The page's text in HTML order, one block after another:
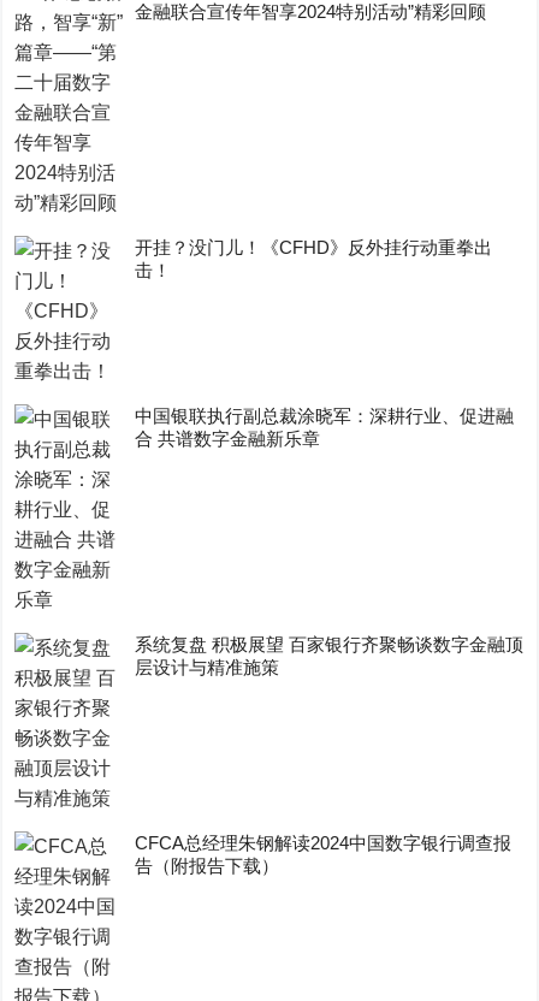
金融联合宣传年智享2024特别活动”精彩回顾
开挂？没门儿！《CFHD》反外挂行动重拳出
击！
中国银联执行副总裁涂晓军：深耕行业、促进融
合 共谱数字金融新乐章
系统复盘 积极展望 百家银行齐聚畅谈数字金融顶
层设计与精准施策
CFCA总经理朱钢解读2024中国数字银行调查报
告（附报告下载）